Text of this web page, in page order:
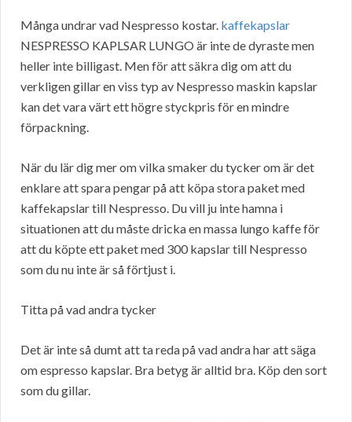
Många undrar vad Nespresso kostar. kaffekapslar
NESPRESSO KAPLSAR LUNGO är inte de dyraste men
heller inte billigast. Men för att säkra dig om att du
verkligen gillar en viss typ av Nespresso maskin kapslar
kan det vara värt ett högre styckpris för en mindre
förpackning.
När du lär dig mer om vilka smaker du tycker om är det
enklare att spara pengar på att köpa stora paket med
kaffekapslar till Nespresso. Du vill ju inte hamna i
situationen att du måste dricka en massa lungo kaffe för
att du köpte ett paket med 300 kapslar till Nespresso
som du nu inte är så förtjust i.
Titta på vad andra tycker
Det är inte så dumt att ta reda på vad andra har att säga
om espresso kapslar. Bra betyg är alltid bra. Köp den sort
som du gillar.